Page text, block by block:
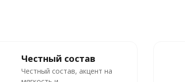
Честный состав
Честный состав, акцент на